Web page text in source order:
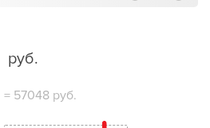
руб.
= 57048 руб.